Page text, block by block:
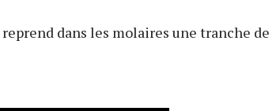
dans les molaires une tranche de